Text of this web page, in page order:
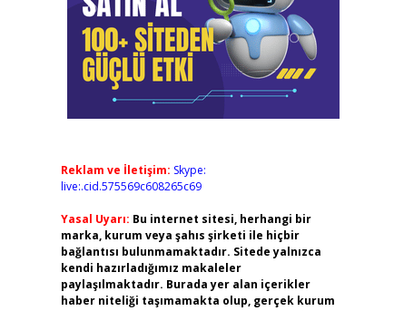
Reklam ve İletişim: Skype:
live:.cid.575569c608265c69
Yasal Uyarı: Bu internet sitesi, herhangi bir
marka, kurum veya şahıs şirketi ile hiçbir
bağlantısı bulunmamaktadır. Sitede yalnızca
kendi hazırladığımız makaleler
paylaşılmaktadır. Burada yer alan içerikler
haber niteliği taşımamakta olup, gerçek kurum